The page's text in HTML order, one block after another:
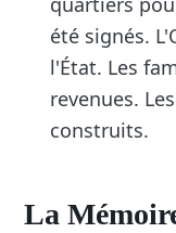
été signés.
l'État. Les
revenues.
construits.
La